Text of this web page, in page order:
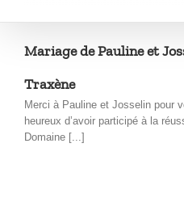
Mariage de Pauline et
Traxène
Merci à Pauline et Josselin pour
heureux d’avoir participé à la
Domaine [...]